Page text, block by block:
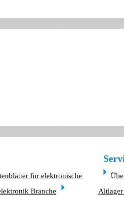
für elektronische
Branche